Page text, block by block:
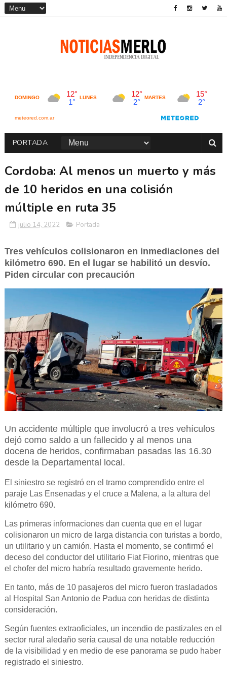
PORTADA
Cordoba: Al menos un muerto y más
de 10 heridos en una colisión
múltiple en ruta 35
julio 14, 2022 Portada
Tres vehículos colisionaron en inmediaciones del
kilómetro 690. En el lugar se habilitó un desvío.
Piden circular con precaución
Un accidente múltiple que involucró a tres vehículos
dejó como saldo a un fallecido y al menos una
docena de heridos, confirmaban pasadas las 16.30
desde la Departamental local.
El siniestro se registró en el tramo comprendido entre el
paraje Las Ensenadas y el cruce a Malena, a la altura del
kilómetro 690.
Las primeras informaciones dan cuenta que en el lugar
colisionaron un micro de larga distancia con turistas a bordo,
un utilitario y un camión. Hasta el momento, se confirmó el
deceso del conductor del utilitario Fiat Fiorino, mientras que
el chofer del micro habría resultado gravemente herido.
En tanto, más de 10 pasajeros del micro fueron trasladados
al Hospital San Antonio de Padua con heridas de distinta
consideración.
Según fuentes extraoficiales, un incendio de pastizales en el
sector rural aledaño sería causal de una notable reducción
de la visibilidad y en medio de ese panorama se pudo haber
registrado el siniestro.